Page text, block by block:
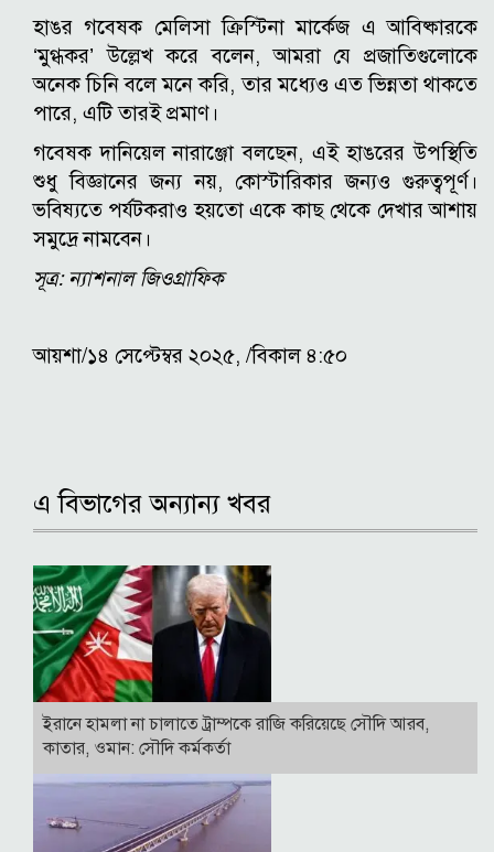
হাঙর গবেষক মেলিসা ক্রিস্টিনা মার্কেজ এ আবিষ্কারকে
‘মুগ্ধকর’ উল্লেখ করে বলেন, আমরা যে প্রজাতিগুলোকে
অনেক চিনি বলে মনে করি, তার মধ্যেও এত ভিন্নতা থাকতে
পারে, এটি তারই প্রমাণ।
গবেষক দানিয়েল নারাঞ্জো বলছেন, এই হাঙরের উপস্থিতি
শুধু বিজ্ঞানের জন্য নয়, কোস্টারিকার জন্যও গুরুত্বপূর্ণ।
ভবিষ্যতে পর্যটকরাও হয়তো একে কাছ থেকে দেখার আশায়
সমুদ্রে নামবেন।
সূত্র: ন্যাশনাল জিওগ্রাফিক
আয়শা/১৪ সেপ্টেম্বর ২০২৫, /বিকাল ৪:৫০
এ বিভাগের অন্যান্য খবর
ইরানে হামলা না চালাতে ট্রাম্পকে রাজি করিয়েছে সৌদি আরব,
কাতার, ওমান: সৌদি কর্মকর্তা